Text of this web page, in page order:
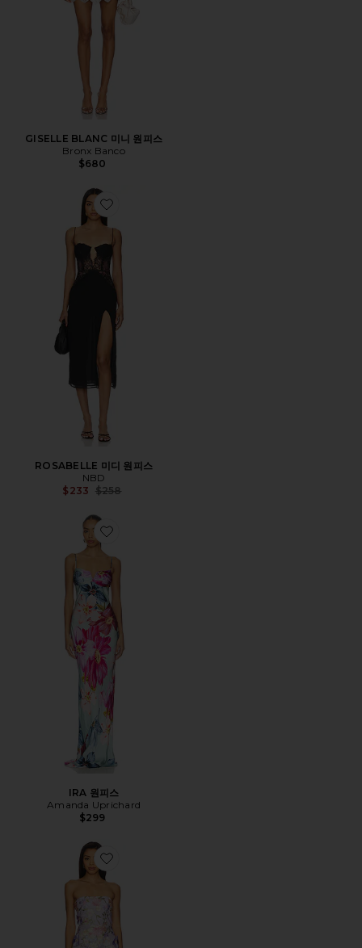
GISELLE BLANC 미니 원피스
Bronx Banco
$680
Favorite ROSABELLE 미디 원피스
ROSABELLE 미디 원피스
NBD
$233 Previous price:
$258
Favorite IRA 원피스
IRA 원피스
Amanda Uprichard
$299
Favorite POPPIN 가운